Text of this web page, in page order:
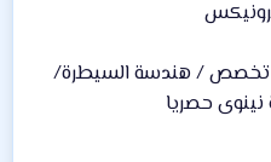
تخصص / هندسة السيطرة/
نينوى حصريا